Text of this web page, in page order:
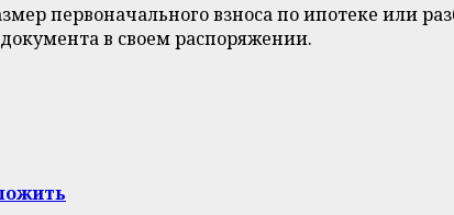
первоначального взноса по ипотеке или
в своем распоряжении.